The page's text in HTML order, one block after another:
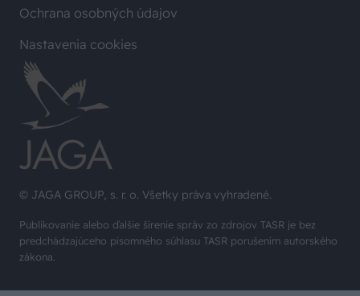
© JAGA GROUP, s. r. o. Všetky práva vyhradené.
Publikovanie alebo ďalšie šírenie správ zo zdrojov TASR je bez
predchádzajúceho písomného súhlasu TASR porušením autorského
zákona.
Ochrana osobných údajov
Nastavenia cookies